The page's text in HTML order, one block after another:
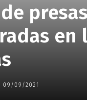
en
09/09/2021